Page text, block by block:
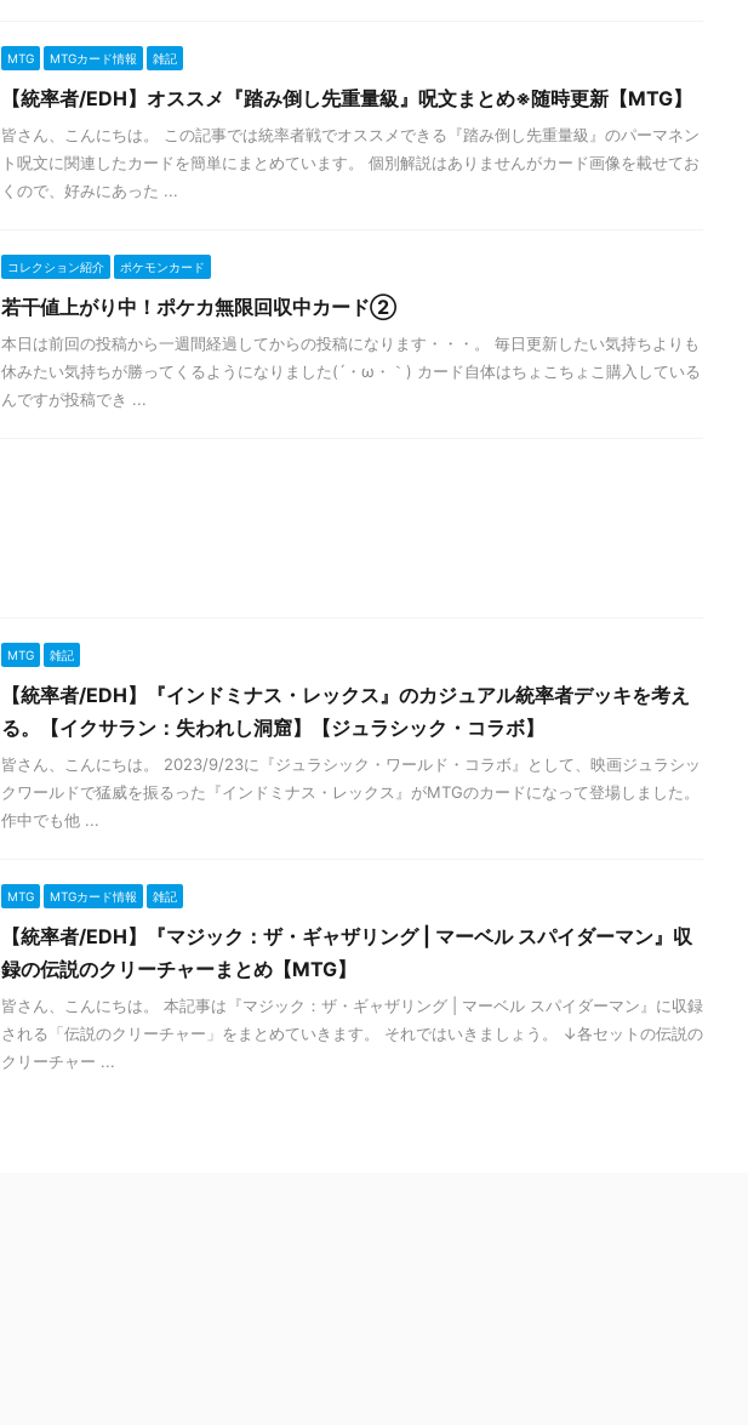
MTG MTGカード情報 雑記
【統率者/EDH】オススメ『踏み倒し先重量級』呪文まとめ※随時更新【MTG】
皆さん、こんにちは。 この記事では統率者戦でオススメできる『踏み倒し先重量級』のパーマネン
ト呪文に関連したカードを簡単にまとめています。 個別解説はありませんがカード画像を載せてお
くので、好みにあった ...
コレクション紹介 ポケモンカード
若干値上がり中！ポケカ無限回収中カード②
本日は前回の投稿から一週間経過してからの投稿になります・・・。 毎日更新したい気持ちよりも
休みたい気持ちが勝ってくるようになりました(´・ω・｀) カード自体はちょこちょこ購入している
んですが投稿でき ...
MTG 雑記
【統率者/EDH】『インドミナス・レックス』のカジュアル統率者デッキを考え
る。【イクサラン：失われし洞窟】【ジュラシック・コラボ】
皆さん、こんにちは。 2023/9/23に『ジュラシック・ワールド・コラボ』として、映画ジュラシッ
クワールドで猛威を振るった『インドミナス・レックス』がMTGのカードになって登場しました。
作中でも他 ...
MTG MTGカード情報 雑記
【統率者/EDH】『マジック：ザ・ギャザリング | マーベル スパイダーマン』収
録の伝説のクリーチャーまとめ【MTG】
皆さん、こんにちは。 本記事は『マジック：ザ・ギャザリング | マーベル スパイダーマン』に収録
される「伝説のクリーチャー」をまとめていきます。 それではいきましょう。 ↓各セットの伝説の
クリーチャー ...